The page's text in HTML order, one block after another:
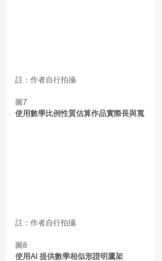
註：作者自行拍攝
圖7
使用數學比例性質估算作品實際長與寬
註：作者自行拍攝
圖8
使用AI 提供數學相似形證明鷹架